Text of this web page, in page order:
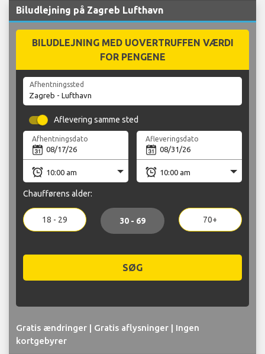
Biludlejning på Zagreb Lufthavn
BILUDLEJNING MED UOVERTRUFFEN VÆRDI
FOR PENGENE
Afhentningssted
Aflevering samme sted
Afhentningsdato Afleveringsdato
Chaufførens alder:
18 - 29 30 - 69 70+
SØG
Gratis ændringer | Gratis aflysninger | Ingen
kortgebyrer